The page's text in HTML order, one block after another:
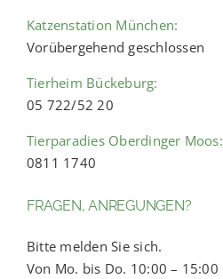
Katzenstation München:
Vorübergehend geschlossen
Tierheim Bückeburg:
05 722/52 20
Tierparadies Oberdinger Moos:
0811 1740
FRAGEN, ANREGUNGEN?
Bitte melden Sie sich.
Von Mo. bis Do. 10:00 –